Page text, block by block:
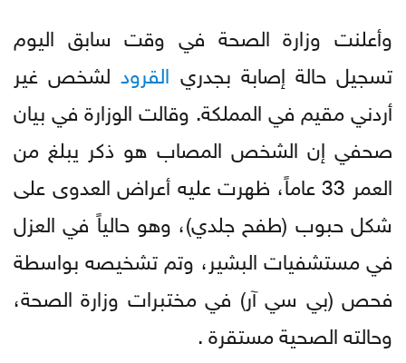
وأعلنت وزارة الصحة في وقت سابق اليوم
تسجيل حالة إصابة بجدري القرودلشخص غير
أردني مقيم في المملكة. وقالت الوزارة في بيان
صحفي إن الشخص المصاب هو ذكر يبلغ من
العمر 33 عاماً، ظهرت عليه أعراض العدوى على
شكل حبوب (طفح جلدي)، وهو حالياً في العزل
في مستشفيات البشير، وتم تشخيصه بواسطة
فحص (بي سي آر) في مختبرات وزارة الصحة،
وحالته الصحية مستقرة .